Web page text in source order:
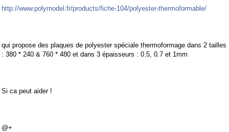
http://www.polymodel.fr/products/fiche-104/polyester-thermoformable/
qui propose des plaques de polyester spéciale thermoformage dans 2 tailles
: 380 * 240 & 760 * 480 et dans 3 épaisseurs : 0.5, 0.7 et 1mm
Si ca peut aider !
@+